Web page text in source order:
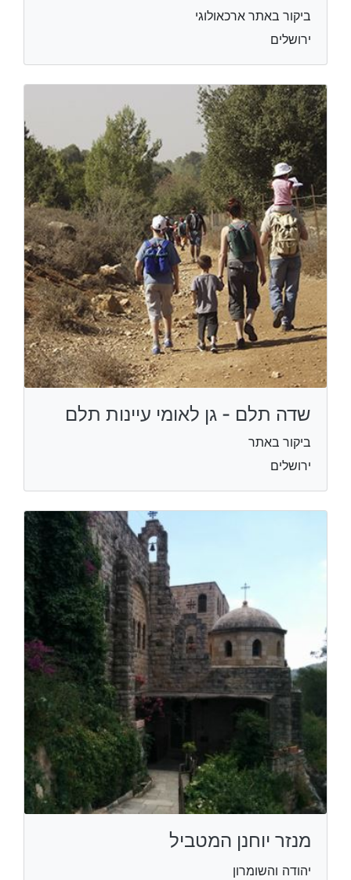
ביקור באתר ארכאולוגי
ירושלים
שדה תלם - גן לאומי עיינות תלם
ביקור באתר
ירושלים
מנזר יוחנן המטביל
יהודה והשומרון